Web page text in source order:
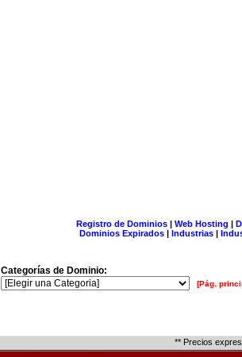
Registro de Dominios| Web Hosting |
Dominios Expirados | Industrias |
Categorías de Dominio:
[Pág.
** Precios